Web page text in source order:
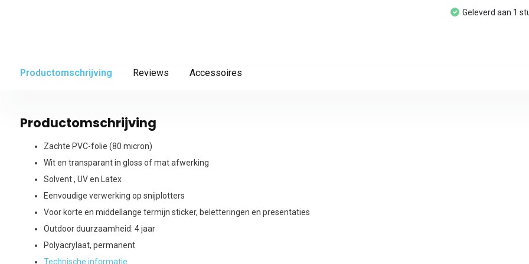
Geleverd aan 1
Productomschrijving Reviews Accessoires
Productomschrijving
Zachte PVC-folie (80 micron)
Wit en transparant in gloss of mat afwerking
Solvent , UV en Latex
Eenvoudige verwerking op snijplotters
Voor korte en middellange termijn sticker, beletteringen en presentaties
Outdoor duurzaamheid: 4 jaar
Polyacrylaat, permanent
Technische informatie